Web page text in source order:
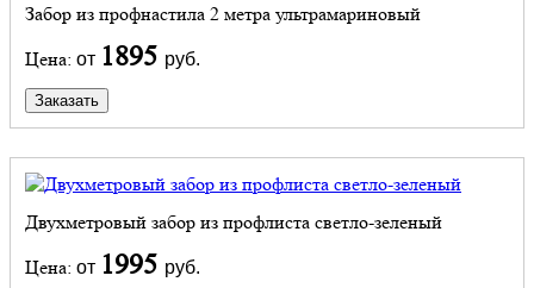
Забор из профнастила 2 метра ультрамариновый
Цена: от 1895 руб.
Заказать
Двухметровый забор из профлиста светло-зеленый
Цена: от 1995 руб.